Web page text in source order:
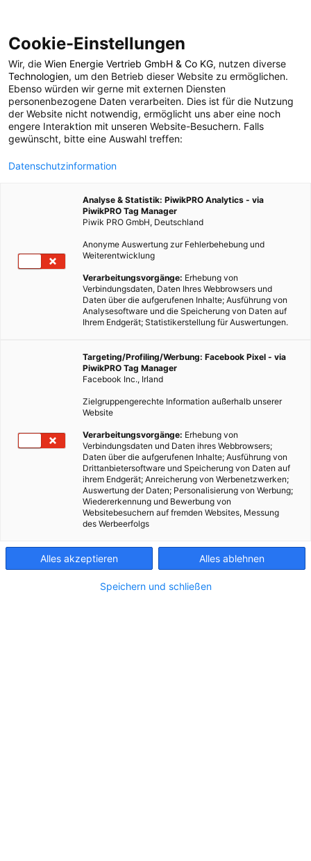
POSTS BY TAG
GoPedelic
1 BEITRAG
Cookie-Einstellungen
Wir, die Wien Energie Vertrieb GmbH & Co KG, nutzen diverse
Technologien, um den Betrieb dieser Website zu ermöglichen.
Ebenso würden wir gerne mit externen Diensten
personenbezogene Daten verarbeiten. Dies ist für die Nutzung
der Website nicht notwendig, ermöglicht uns aber eine noch
engere Interaktion mit unseren Website-Besuchern. Falls
gewünscht, bitte eine Auswahl treffen:
Datenschutzinformation
Analyse & Statistik: PiwikPRO Analytics - via
PiwikPRO Tag Manager
Piwik PRO GmbH, Deutschland
Anonyme Auswertung zur Fehlerbehebung und
Weiterentwicklung
Verarbeitungsvorgänge: Erhebung von
Verbindungsdaten, Daten Ihres Webbrowsers und
Daten über die aufgerufenen Inhalte; Ausführung von
Analysesoftware und die Speicherung von Daten auf
Ihrem Endgerät; Statistikerstellung für Auswertungen.
Targeting/Profiling/Werbung: Facebook Pixel - via
PiwikPRO Tag Manager
Facebook Inc., Irland
Zielgruppengerechte Information außerhalb unserer
Website
Verarbeitungsvorgänge: Erhebung von
Verbindungsdaten und Daten ihres Webbrowsers;
Daten über die aufgerufenen Inhalte; Ausführung von
Drittanbietersoftware und Speicherung von Daten auf
ihrem Endgerät; Anreicherung von Werbenetzwerken;
Auswertung der Daten; Personalisierung von Werbung;
Wiedererkennung und Bewerbung von
Websitebesuchern auf fremden Websites, Messung
des Werbeerfolgs
Alles akzeptieren Alles ablehnen
Speichern und schließen